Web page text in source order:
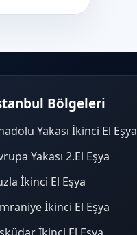
Bölgeleri
Yakası İkinci El Eşya
Yakası 2.El Eşya
İkinci El Eşya
İkinci El Eşya